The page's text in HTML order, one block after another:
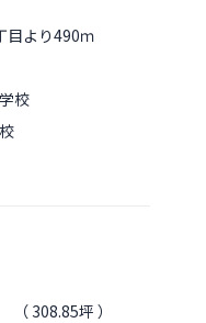
目より490ｍ
校
（ 308.85坪 ）